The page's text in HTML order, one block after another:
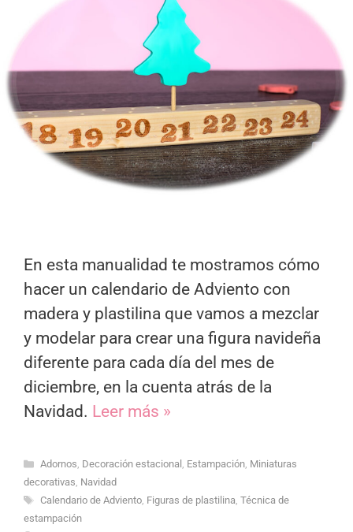
En esta manualidad te mostramos cómo
hacer un calendario de Adviento con
madera y plastilina que vamos a mezclar
y modelar para crear una figura navideña
diferente para cada día del mes de
diciembre, en la cuenta atrás de la
Navidad. Leer más »
Categorías
Adornos Decoración estacional Estampación, Miniaturas
decorativas Navidad
Etiquetas
Calendario de Adviento, Figuras de plastilina Técnica de
estampación